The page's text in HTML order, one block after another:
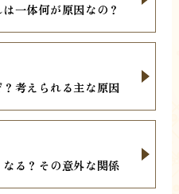
一体何が原因なの？
考えられる主な原因
る？その意外な関係